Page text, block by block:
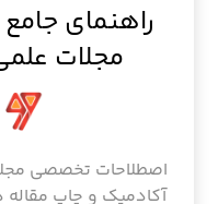
راهنمای
مجلات
اصطلاحات تخصصی
آکادمیک و چاپ مقاله